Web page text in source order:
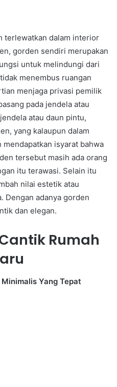
terlewatkan dalam interior
gorden sendiri merupakan
untuk melindungi dari
menembus ruangan
menjaga privasi pemilik
pada jendela atau
atau daun pintu,
yang kalaupun dalam
isyarat bahwa
tersebut masih ada orang
itu terawasi. Selain itu
nilai estetik atau
Dengan adanya gorden
dan elegan.
Rumah
Yang Tepat